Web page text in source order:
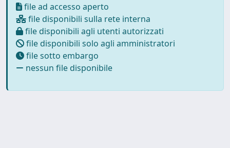
file ad accesso aperto
file disponibili sulla rete interna
file disponibili agli utenti autorizzati
file disponibili solo agli amministratori
file sotto embargo
nessun file disponibile